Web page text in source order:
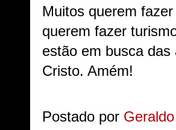
Muitos querem
querem fazer
estão em busca
Cristo. Amém!
Postado por